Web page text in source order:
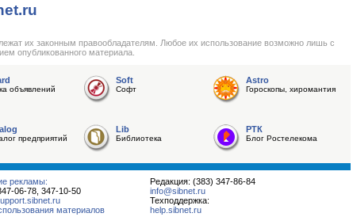
их законным правообладателям. Любое их использование возможно лишь с
опубликованного материала.
объявлений
Soft
Софт
Astro
Гороскопы, хиромантия
предприятий
Lib
Библиотека
РТК
Блог Ростелекома
Редакция: (383) 347-86-84
info@sibnet.ru
Техподдержка:
help.sibnet.ru
рекламы:
06-78, 347-10-50
материалов